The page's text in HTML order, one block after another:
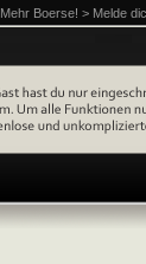
Boerse! > Melde